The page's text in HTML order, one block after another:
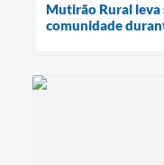
Mutirão Rural leva
comunidade